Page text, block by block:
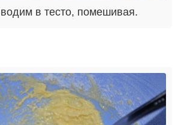
в тесто, помешивая.